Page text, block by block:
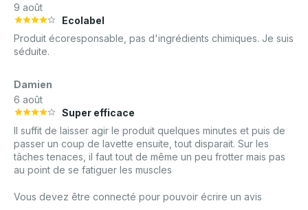
9 août
Ecolabel
Produit écoresponsable, pas d'ingrédients chimiques. Je suis
séduite.
Damien
6 août
Super efficace
Il suffit de laisser agir le produit quelques minutes et puis de
passer un coup de lavette ensuite, tout disparait. Sur les
tâches tenaces, il faut tout de même un peu frotter mais pas
au point de se fatiguer les muscles
Vous devez être connecté pour pouvoir écrire un avis